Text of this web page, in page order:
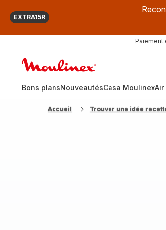
EXTRA15R
Paiement
Bons plansNouveautésCasa MoulinexAir
Accueil Trouver une idée